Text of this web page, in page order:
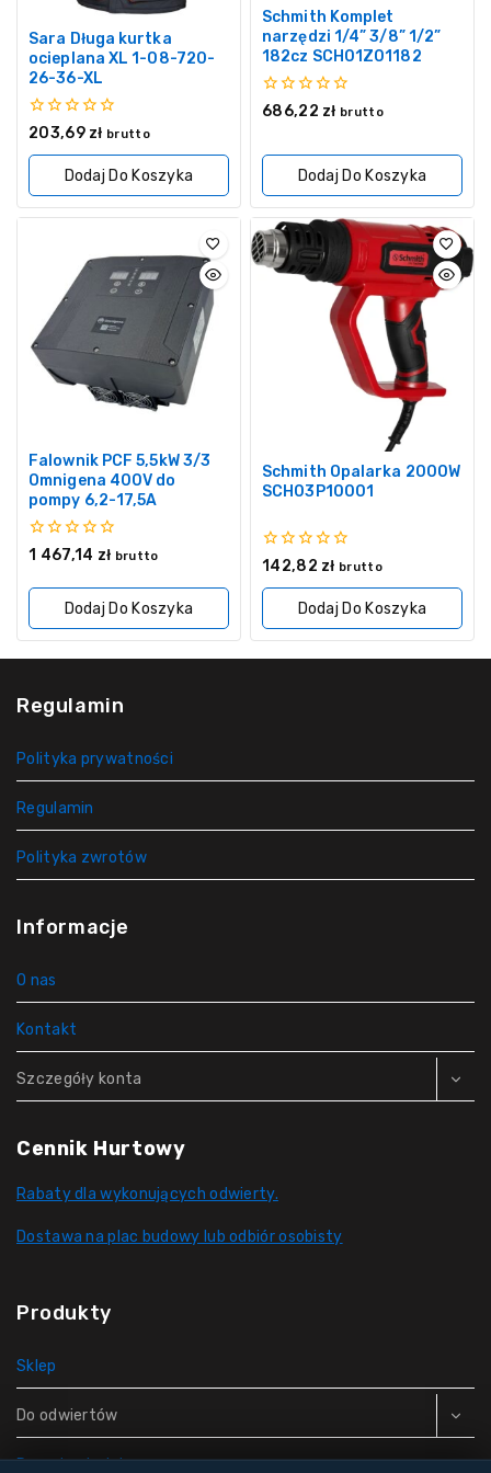
Sara Długa kurtka
ocieplana XL 1-08-720-
26-36-XL
0
5
203,69 zł brutto
Dodaj Do Koszyka
Schmith Komplet
narzędzi 1/4” 3/8” 1/2”
182cz SCH01Z01182
0
686,22 zł brutto
Dodaj Do Koszyka
Falownik PCF 5,5kW 3/3
Omnigena 400V do
pompy 6,2-17,5A
0
5
1 467,14 zł brutto
Dodaj Do Koszyka
Schmith Opalarka 2000W
SCH03P10001
0
5
142,82 zł brutto
Dodaj Do Koszyka
Regulamin
Polityka prywatności
Regulamin
Polityka zwrotów
Informacje
O nas
Kontakt
Szczegóły konta
Cennik Hurtowy
Rabaty dla wykonujących odwierty.
Dostawa na plac budowy lub odbiór osobisty
Produkty
Sklep
Do odwiertów
Rury do studni